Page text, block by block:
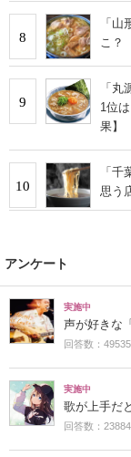
8
「
こ？
9
「
1位
果】
10
「
思う
アンケート
実施中
声が好きな
回答数：49535
実施中
歌が上手だ
回答数：23884